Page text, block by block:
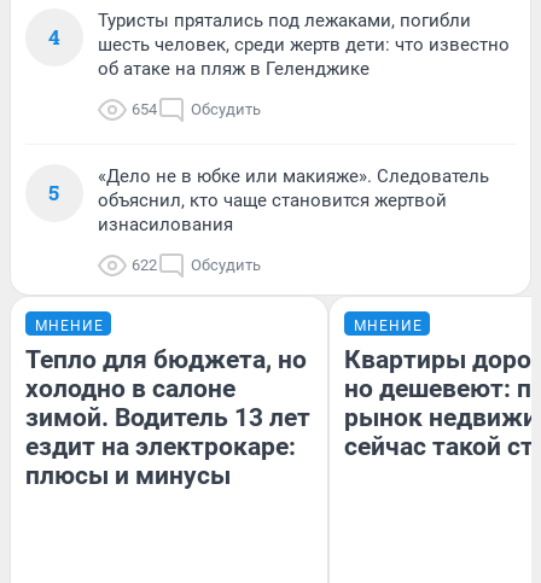
4
Туристы прятались под лежаками, погибли
шесть человек, среди жертв дети: что известно
об атаке на пляж в Геленджике
654 Обсудить
5
«Дело не в юбке или макияже». Следователь
объяснил, кто чаще становится жертвой
изнасилования
622 Обсудить
МНЕНИЕ
Тепло для бюджета, но
холодно в салоне
зимой. Водитель 13 лет
ездит на электрокаре:
плюсы и минусы
МНЕНИЕ
Квартиры
но дешевеют:
рынок
сейчас такой